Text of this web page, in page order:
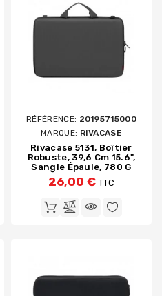
RÉFÉRENCE: 20195715000
MARQUE: RIVACASE
Rivacase 5131, Boîtier
Robuste, 39,6 Cm 15.6",
Sangle Épaule, 780 G
26,00 € TTC